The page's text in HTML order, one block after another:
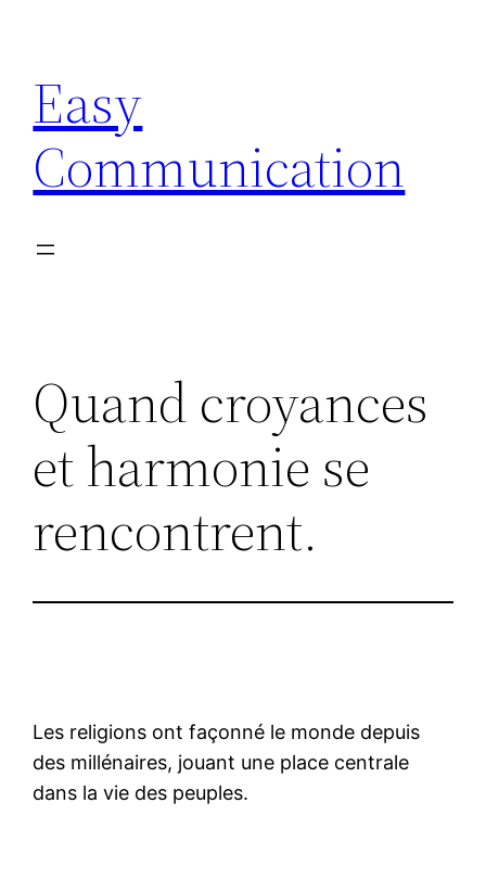
contenu
Easy
Communication
Quand croyances
et harmonie se
rencontrent.
Les religions ont façonné le monde depuis
des millénaires, jouant une place centrale
dans la vie des peuples.